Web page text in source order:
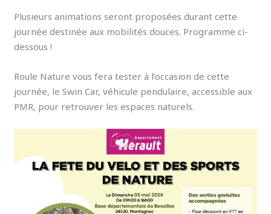
Plusieurs animations seront proposées durant cette
journée destinée aux mobilités douces. Programme ci-
dessous !
Roule Nature vous fera tester à l’occasion de cette
journée, le Swin Car, véhicule pendulaire, accessible aux
PMR, pour retrouver les espaces naturels.